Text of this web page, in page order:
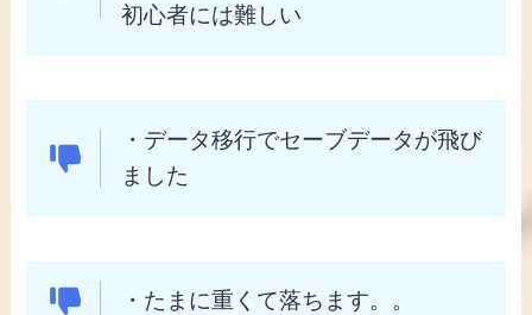
初心者には難しい
・データ移行でセーブデータが飛び
ました
・たまに重くて落ちます。。